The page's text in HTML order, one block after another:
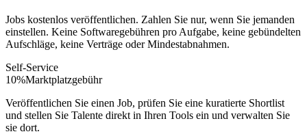
Jobs kostenlos veröffentlichen. Zahlen Sie nur, wenn Sie jemanden
einstellen. Keine Softwaregebühren pro Aufgabe, keine gebündelten
Aufschläge, keine Verträge oder Mindestabnahmen.
Self-Service
10%Marktplatzgebühr
Veröffentlichen Sie einen Job, prüfen Sie eine kuratierte Shortlist
und stellen Sie Talente direkt in Ihren Tools ein und verwalten Sie
sie dort.